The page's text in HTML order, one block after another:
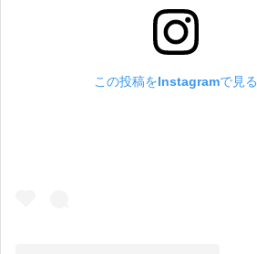
この投稿をInstagramで見る